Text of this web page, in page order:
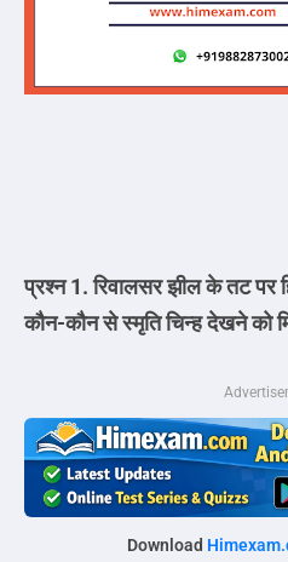
प्रश्न 1. रिवालसर झील के तट पर
कौन-कौन से स्मृति चिन्ह देखने को
Download